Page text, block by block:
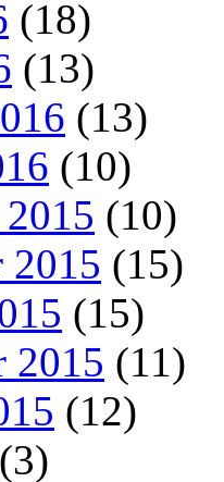
(18)
(13)
(13)
(10)
(10)
2015 (15)
(15)
2015 (11)
(12)
(3)